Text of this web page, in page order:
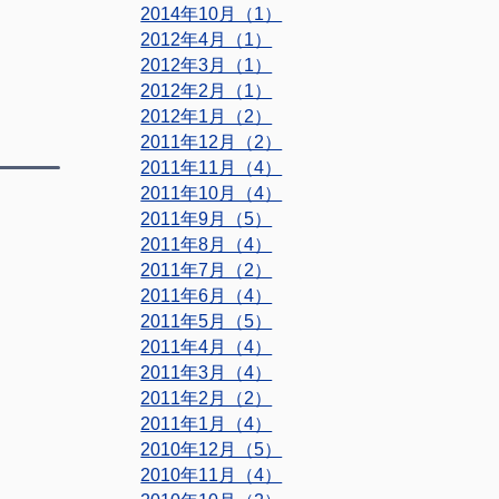
2014年10月（1）
2012年4月（1）
2012年3月（1）
2012年2月（1）
2012年1月（2）
2011年12月（2）
2011年11月（4）
2011年10月（4）
2011年9月（5）
2011年8月（4）
2011年7月（2）
2011年6月（4）
2011年5月（5）
2011年4月（4）
2011年3月（4）
2011年2月（2）
2011年1月（4）
2010年12月（5）
2010年11月（4）